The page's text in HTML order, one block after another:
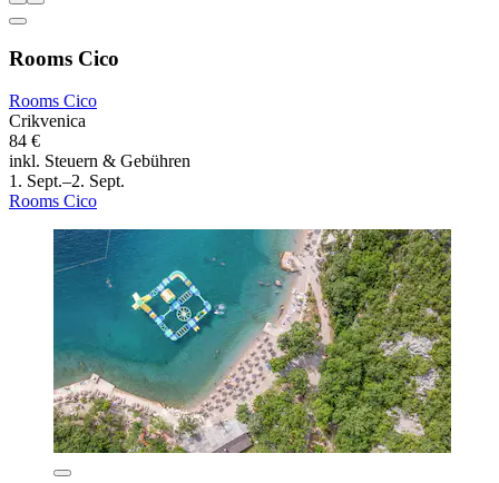
Rooms Cico
Rooms Cico
Crikvenica
84 €
inkl. Steuern & Gebühren
1. Sept.–2. Sept.
Rooms Cico